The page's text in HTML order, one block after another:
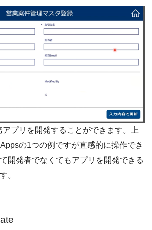
アプリを開発することができます。上
の1つの例ですが直感的に操作でき
開発者でなくてもアプリを開発できる
。